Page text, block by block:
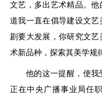
文艺，多出艺术精品。
道我一直在倡导建设文
剧要大发展，你研究文
术新品种，探索其美学规
他的这一提醒，使我
正在中央广播事业局任